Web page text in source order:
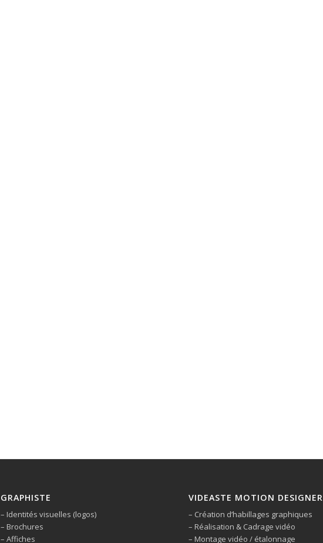
GRAPHISTE
– Identités visuelles (logos)
– Brochures
– Affiches
VIDEASTE MOTION DESIGNER
– Création d’habillages graphiques
– Réalisation & Cadrage vidéo
– Montage vidéo / étalonnage